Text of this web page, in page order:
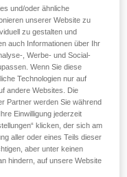
und/oder ähnliche
unserer Website zu
zu gestalten und
auch Informationen über Ihr
, Werbe- und Social-
Wenn Sie diese
Technologien nur auf
andere Websites. Die
Partner werden Sie während
Einwilligung jederzeit
klicken, der sich am
aller oder eines Teils dieser
aber unter keinen
hindern, auf unsere Website